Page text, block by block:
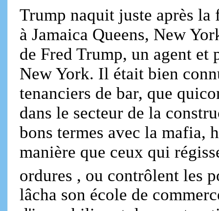
Trump naquit juste après
à Jamaica Queens, New
de Fred Trump, un agent
New York. Il était bien
tenanciers de bar, que
dans le secteur de la
bons termes avec la mafia,
manière que ceux qui
ordures , ou contrôlent les
lâcha son école de